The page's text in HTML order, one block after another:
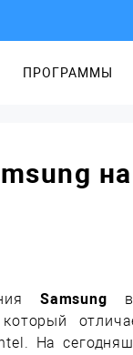
ПРОГРАММЫ
Samsung
который
На